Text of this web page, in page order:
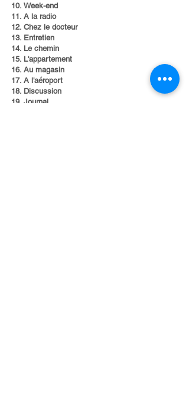
Week-end
A la radio
Chez le docteur
Entretien
Le chemin
L'appartement
Au magasin
A l'aéroport
Discussion
Journal